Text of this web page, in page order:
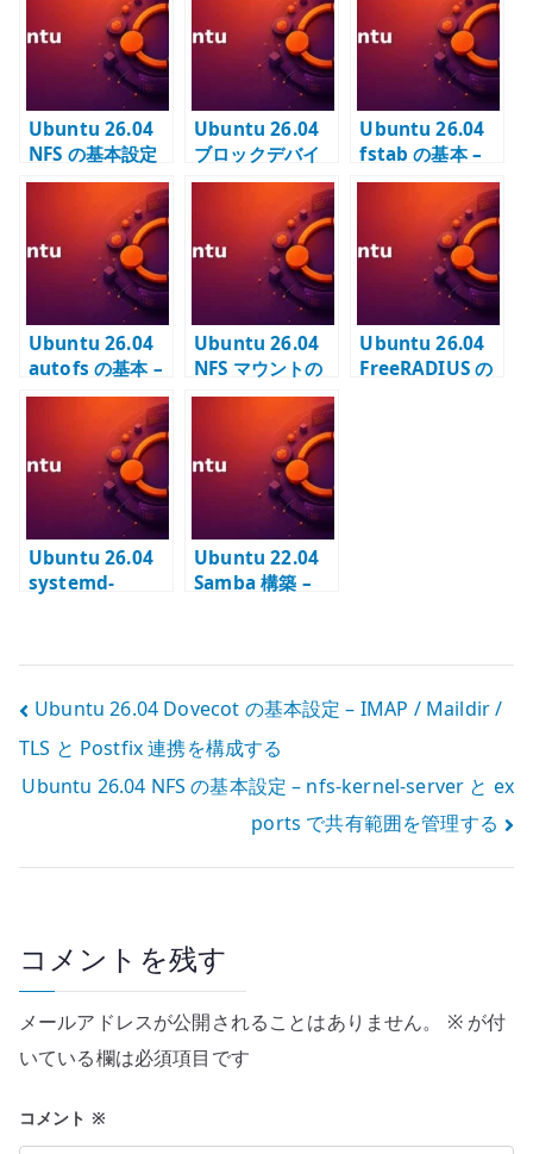
r
Ubuntu 26.04
NFS の基本設定
– nfs-kernel-
exports で共有
範囲を管理する
Ubuntu 26.04
ブロックデバイ
スの初期化 – 追
加ディスクにフ
ァイルシステム
を作成する
Ubuntu 26.04
fstab の基本 –
ローカルディス
クと永続マウン
トを安全に管理
する
Ubuntu 26.04
autofs の基本 –
必要な時だけフ
ァイルシステム
を自動マウント
する
Ubuntu 26.04
NFS マウントの
基本 – nfs-
common と
fstab / autofs
の使い分け
Ubuntu 26.04
FreeRADIUS の
Ubuntu 26.04
systemd-
Ubuntu 22.04
Samba 構築 –
投
稿
ナ
ビ
ー
シ
ョ
ン
Ubuntu 26.04 Dovecot の基本設定 – IMAP / Maildir /
TLS と Postfix 連携を構成する
Ubuntu 26.04 NFS の基本設定 – nfs-kernel-server と ex
ports で共有範囲を管理する
コメントを残す
メールアドレスが公開されることはありません。 ※が付
いている欄は必須項目です
コメント ※